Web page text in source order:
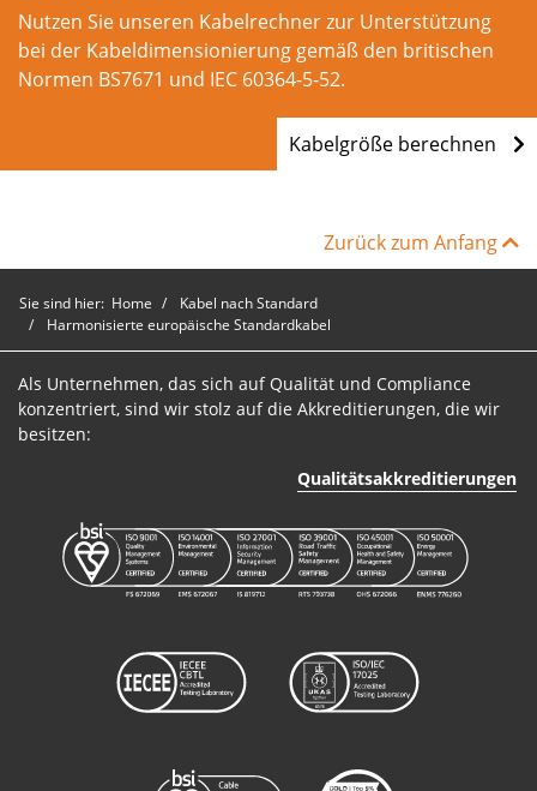
Nutzen Sie unseren Kabelrechner zur Unterstützung
bei der Kabeldimensionierung gemäß den britischen
Normen BS7671 und IEC 60364-5-52.
Kabelgröße berechnen
Zurück zum Anfang
Sie sind hier: Home
Kabel nach Standard
Harmonisierte europäische Standardkabel
Als Unternehmen, das sich auf Qualität und Compliance
konzentriert, sind wir stolz auf die Akkreditierungen, die wir
besitzen:
Qualitätsakkreditierungen